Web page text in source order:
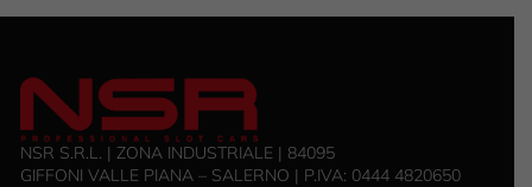
NSR S.R.L. | ZONA INDUSTRIALE | 84095
GIFFONI VALLE PIANA – SALERNO | P.IVA: ‭0444 4820650‬